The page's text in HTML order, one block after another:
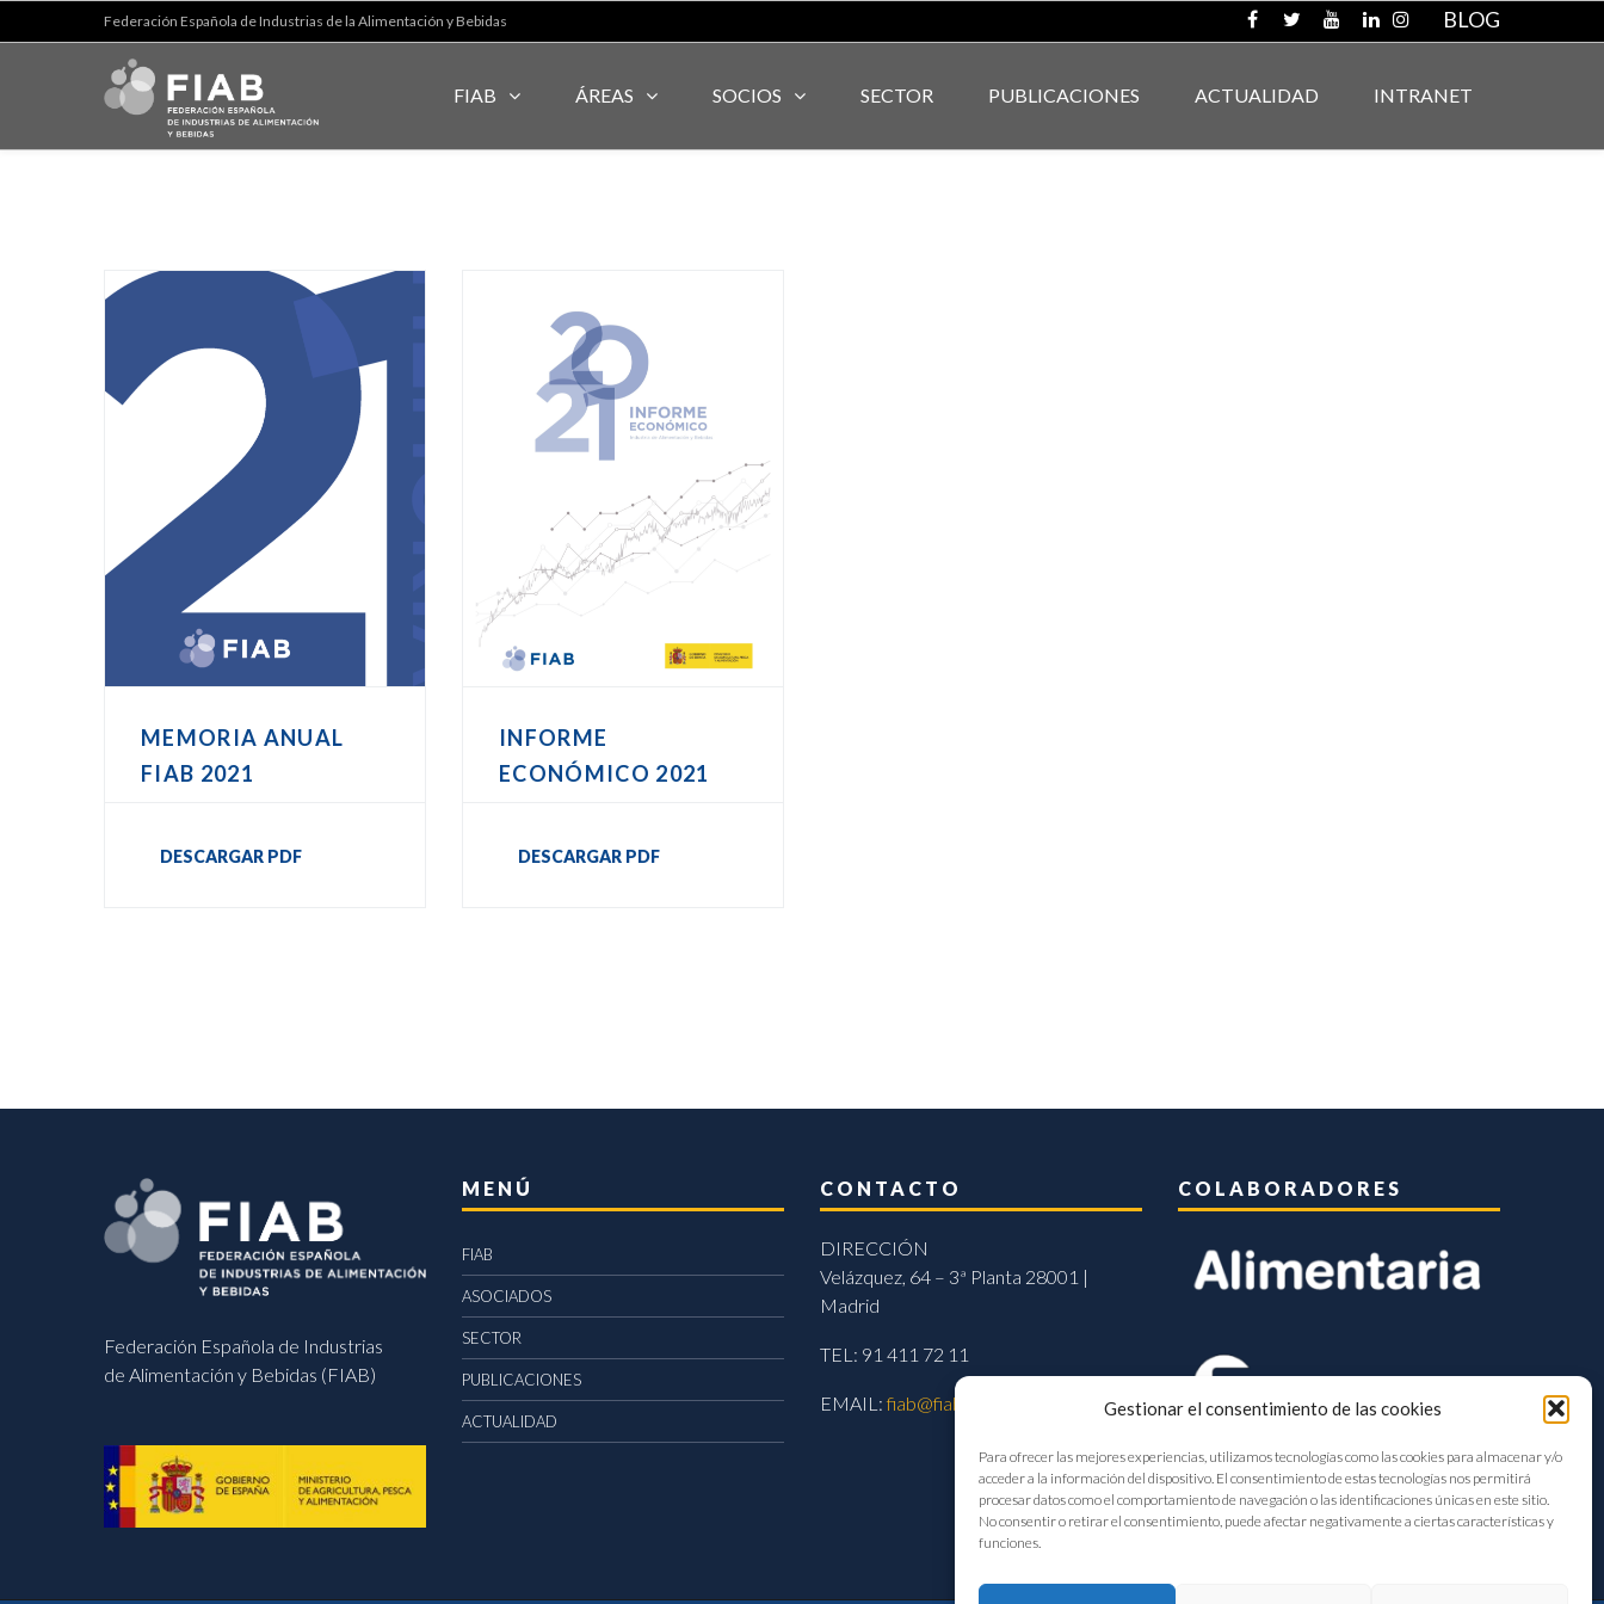
Gestionar el consentimiento de las cookies
Para ofrecer las mejores experiencias, utilizamos tecnologías como las cookies para almacenar y/o
acceder a la información del dispositivo. El consentimiento de estas tecnologías nos permitirá
procesar datos como el comportamiento de navegación o las identificaciones únicas en este sitio.
No consentir o retirar el consentimiento, puede afectar negativamente a ciertas características y
funciones.
Federación Española de Industrias de la Alimentación y Bebidas BLOG
FIAB ÁREAS SOCIOS SECTOR PUBLICACIONES ACTUALIDAD INTRANET
MEMORIA ANUAL
FIAB 2021
DESCARGAR PDF
INFORME
ECONÓMICO 2021
DESCARGAR PDF
Federación Española de Industrias
de Alimentación y Bebidas (FIAB)
MENÚ
FIAB
ASOCIADOS
SECTOR
PUBLICACIONES
ACTUALIDAD
CONTACTO
DIRECCIÓN
Velázquez, 64 – 3ª Planta 28001 |
Madrid
TEL: 91 411 72 11
EMAIL:fiab@fiab.es
COLABORADORES